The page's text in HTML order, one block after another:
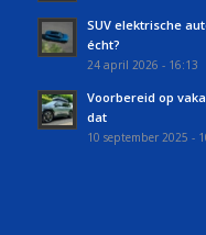
SUV elektrische
écht?
24 april 2026 - 16:13
Voorbereid op
dat
10 september 2025 -